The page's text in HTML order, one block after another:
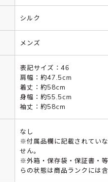
シルク
メンズ
表記サイズ：46
肩幅：約47.5cm
着丈：約58cm
身幅：約55.5cm
袖丈：約58cm
なし
※付属品欄に記載されてい
せん。
※外箱・保存袋・保証書・
らの状態は商品ランクには